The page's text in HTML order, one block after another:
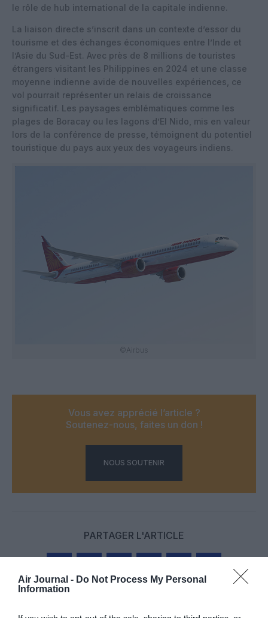
Air Journal - Do Not Process My Personal
Information
le rôle de hub international de la capitale indienne.
La liaison directe s’inscrit dans un contexte d’essor du
tourisme et des échanges économiques entre l’Inde et
l’Asie du Sud-Est. Avec près de 8 millions de touristes
étrangers visitant les Philippines en 2024 et une classe
moyenne indienne avide de nouvelles expériences, ce
vol pourrait représenter un relais de croissance
significatif. Les paysages emblématiques comme les
plages de Boracay ou les lagons d’El Nido, mis en valeur
lors de la conférence de presse, témoignent du potentiel
touristique du pays aux yeux des voyageurs indiens.
©Airbus
Vous avez apprécié l’article ?
Soutenez-nous, faites un don !
NOUS SOUTENIR
PARTAGER L'ARTICLE
Facebook